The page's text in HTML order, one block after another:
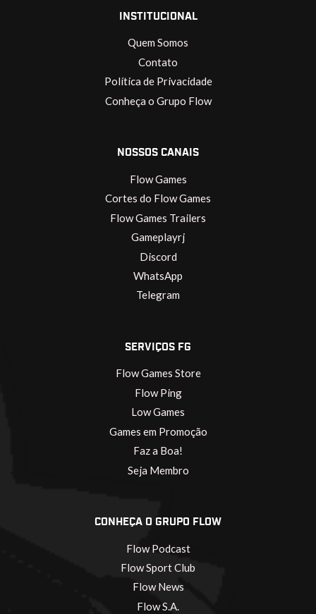
INSTITUCIONAL
Quem Somos
Contato
Política de Privacidade
Conheça o Grupo Flow
NOSSOS CANAIS
Flow Games
Cortes do Flow Games
Flow Games Trailers
Gameplayrj
Discord
WhatsApp
Telegram
SERVIÇOS FG
Flow Games Store
Flow Ping
Low Games
Games em Promoção
Faz a Boa!
Seja Membro
CONHEÇA O GRUPO FLOW
Flow Podcast
Flow Sport Club
Flow News
Flow S.A.